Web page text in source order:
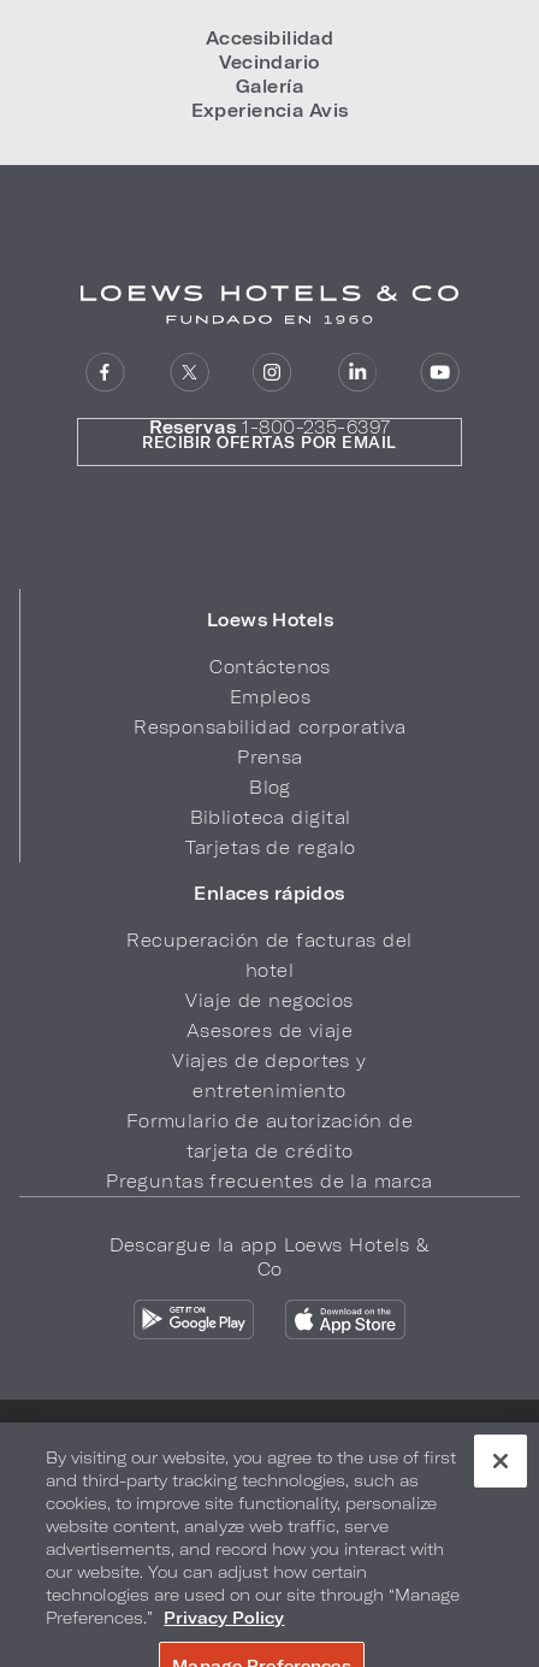
Accesibilidad
Vecindario
Galería
Experiencia Avis
Reservas 1-800-235-6397
Loews Hotels
Contáctenos
Empleos
Responsabilidad corporativa
Prensa
Blog
Biblioteca digital
Tarjetas de regalo
Enlaces rápidos
Recuperación de facturas del
hotel
Viaje de negocios
Asesores de viaje
Viajes de deportes y
entretenimiento
Formulario de autorización de
tarjeta de crédito
Preguntas frecuentes de la marca
RECIBIR OFERTAS POR EMAIL
Descargue la app Loews Hotels &
Co
Seguridad y bienestar Términos de Uso Accesibilidad
Mapa del sitio Sus opciones de privacidad
DERECHOS DE AUTOR 2026.LOEWS HOTELS & CO
By visiting our website, you agree to the use of first
and third-party tracking technologies, such as
cookies, to improve site functionality, personalize
website content, analyze web traffic, serve
advertisements, and record how you interact with
our website. You can adjust how certain
technologies are used on our site through “Manage
Preferences.”
Privacy Policy